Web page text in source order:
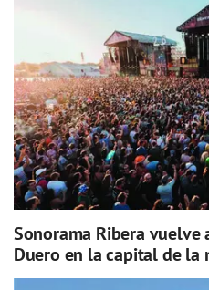
Sonorama Ribera
Duero en la capital de la